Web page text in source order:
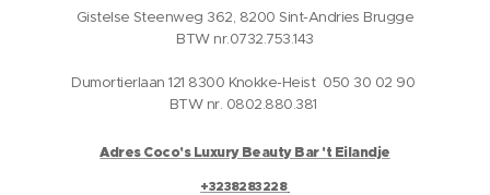
Gistelse Steenweg 362, 8200 Sint-Andries Brugge
BTW nr.0732.753.143
Dumortierlaan 121 8300 Knokke-Heist 050 30 02 90
BTW nr. 0802.880.381
Adres Coco's Luxury Beauty Bar 't Eilandje
+3238283228